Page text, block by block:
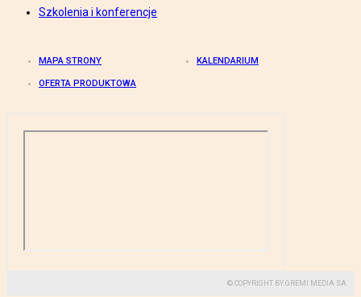
Szkolenia i konferencje
MAPA STRONY KALENDARIUM
OFERTA PRODUKTOWA
© COPYRIGHT BY GREMI MEDIA SA